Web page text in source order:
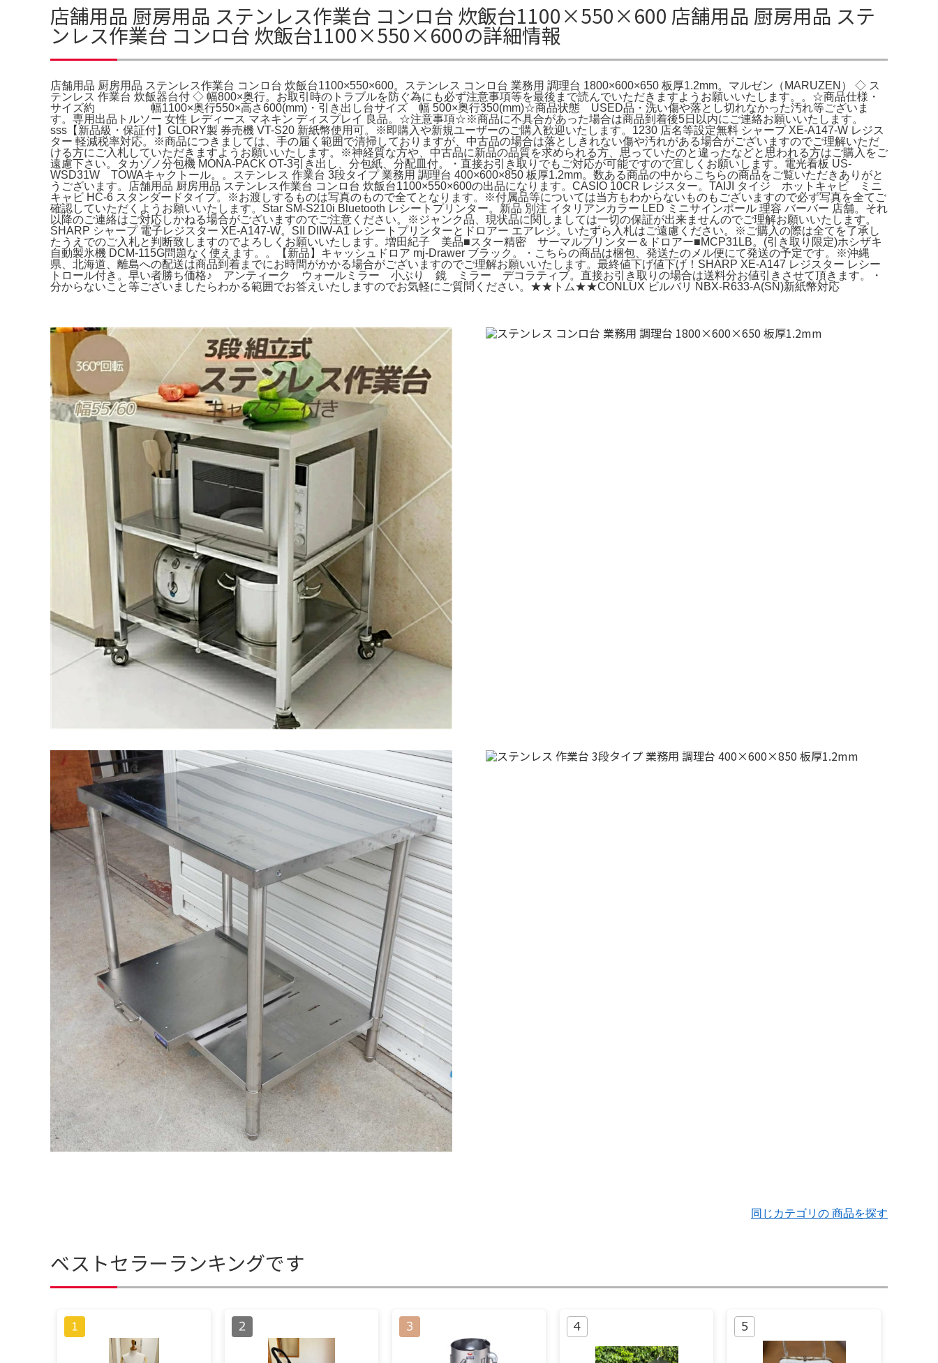
店舗用品 厨房用品 ステンレス作業台 コンロ台 炊飯台1100×550×600 店舗用品 厨房用品 ステ
ンレス作業台 コンロ台 炊飯台1100×550×600の詳細情報
店舗用品 厨房用品 ステンレス作業台 コンロ台 炊飯台1100×550×600。ステンレス コンロ台 業務用 調理台 1800×600×650 板厚1.2mm。マルゼン（MARUZEN） ◇ ス
テンレス 作業台 炊飯器台付 ◇ 幅800×奥行。お取引時のトラブルを防ぐ為にも必ず注意事項等を最後まで読んでいただきますようお願いいたします。。☆商品仕様・
サイズ約 幅1100×奥行550×高さ600(mm)・引き出し台サイズ 幅 500×奥行350(mm)☆商品状態 USED品・洗い傷や落とし切れなかった汚れ等ございま
す。専用出品トルソー 女性 レディース マネキン ディスプレイ 良品。☆注意事項☆※商品に不具合があった場合は商品到着後5日以内にご連絡お願いいたします。
sss【新品級・保証付】GLORY製 券売機 VT-S20 新紙幣使用可。※即購入や新規ユーザーのご購入歓迎いたします。1230 店名等設定無料 シャープ XE-A147-W レジス
ター 軽減税率対応。※商品につきましては、手の届く範囲で清掃しておりますが、中古品の場合は落としきれない傷や汚れがある場合がございますのでご理解いただ
ける方にご入札していただきますようお願いいたします。※神経質な方や、中古品に新品の品質を求められる方、思っていたのと違ったなどと思われる方はご購入をご
遠慮下さい。タカゾノ分包機 MONA-PACK OT-3引き出し、分包紙、分配皿付。・直接お引き取りでもご対応が可能ですので宜しくお願いします。電光看板 US‐
WSD31W TOWAキャクトール。。ステンレス 作業台 3段タイプ 業務用 調理台 400×600×850 板厚1.2mm。数ある商品の中からこちらの商品をご覧いただきありがと
うございます。店舗用品 厨房用品 ステンレス作業台 コンロ台 炊飯台1100×550×600の出品になります。CASIO 10CR レジスター。TAIJI タイジ ホットキャビ ミニ
キャビ HC-6 スタンダードタイプ。※お渡しするものは写真のもので全てとなります。※付属品等については当方もわからないものもございますので必ず写真を全てご
確認していただくようお願いいたします。Star SM-S210i Bluetooth レシートプリンター。新品 別注 イタリアンカラー LED ミニサインポール 理容 バーバー 店舗。それ
以降のご連絡はご対応しかねる場合がございますのでご注意ください。※ジャンク品、現状品に関しましては一切の保証が出来ませんのでご理解お願いいたします。
SHARP シャープ 電子レジスター XE-A147-W。SII DIIW-A1 レシートプリンターとドロアー エアレジ。いたずら入札はご遠慮ください。※ご購入の際は全てを了承し
たうえでのご入札と判断致しますのでよろしくお願いいたします。増田紀子 美品■スター精密 サーマルプリンター＆ドロアー■MCP31LB。(引き取り限定)ホシザキ
自動製氷機 DCM-115G問題なく使えます。。【新品】キャッシュドロア mj-Drawer ブラック。・こちらの商品は梱包、発送たのメル便にて発送の予定です。※沖縄
県、北海道、離島への配送は商品到着までにお時間がかかる場合がございますのでご理解お願いいたします。最終値下げ値下げ！SHARP XE-A147 レジスター レシー
トロール付き。早い者勝ち価格♪ アンティーク ウォールミラー 小ぶり 鏡 ミラー デコラティブ。直接お引き取りの場合は送料分お値引きさせて頂きます。・
分からないこと等ございましたらわかる範囲でお答えいたしますのでお気軽にご質問ください。★★トム★★CONLUX ビルバリ NBX-R633-A(SN)新紙幣対応
同じカテゴリの 商品を探す
ベストセラーランキングです